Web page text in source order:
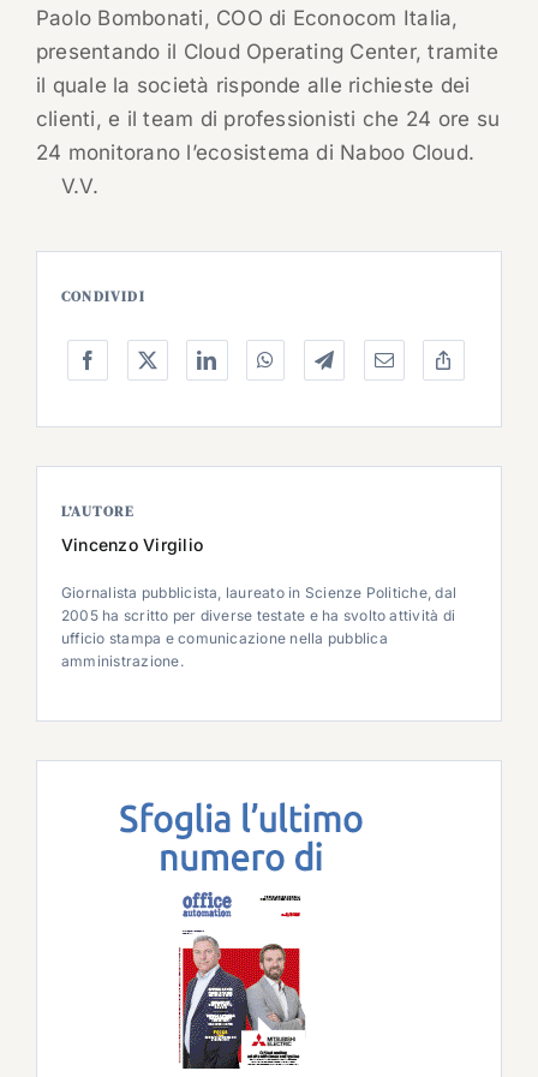
Paolo Bombonati, COO di Econocom Italia,
presentando il Cloud Operating Center, tramite
il quale la società risponde alle richieste dei
clienti, e il team di professionisti che 24 ore su
24 monitorano l’ecosistema di Naboo Cloud.
V.V.
CONDIVIDI
L’AUTORE
Vincenzo Virgilio
Giornalista pubblicista, laureato in Scienze Politiche, dal
2005 ha scritto per diverse testate e ha svolto attività di
ufficio stampa e comunicazione nella pubblica
amministrazione.